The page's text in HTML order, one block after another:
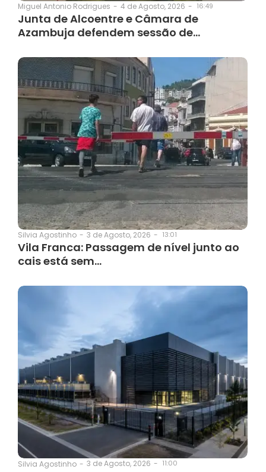
Miguel Antonio Rodrigues - 4 de Agosto, 2026 - 16:49
Junta de Alcoentre e Câmara de
Azambuja defendem sessão de…
Silvia Agostinho - 3 de Agosto, 2026 - 13:01
Vila Franca: Passagem de nível junto ao
cais está sem…
Silvia Agostinho - 3 de Agosto, 2026 - 11:00